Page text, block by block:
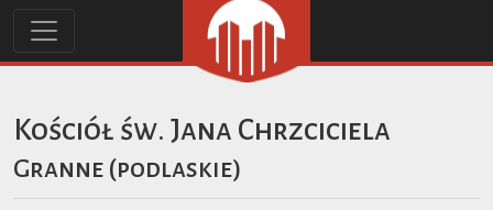
Kościół św. Jana Chrzciciela
Granne (podlaskie)